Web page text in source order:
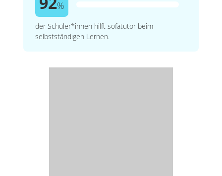
%
der Schüler*innen hilft sofatutor beim
selbstständigen Lernen.